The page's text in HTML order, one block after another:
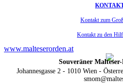
Kontakt zum
Kontakt zu den
www.malteserorden.at
Souveräner
Johannesgasse 2 - 1010 Wien -